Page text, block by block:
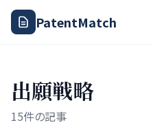
PatentMatch
出願戦略
15件の記事